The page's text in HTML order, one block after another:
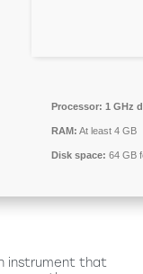
Processor: 1 GHz
RAM: At least 4 GB
Disk space: 64 GB
instrument that